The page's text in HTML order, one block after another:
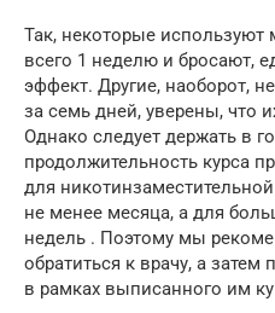
Так, некоторые используют
всего 1 неделю и бросают,
эффект. Другие, наоборот,
за семь дней, уверены, что
Однако следует держать в
продолжительность курса
для
не менее месяца, а для
недель . Поэтому мы
обратиться к врачу, а затем
в рамках выписанного им